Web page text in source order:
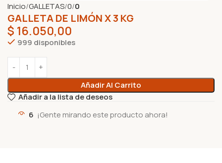
Inicio GALLETAS 0 0
GALLETA DE LIMÓN X 3 KG
$ 16.050,00
999 disponibles
Añadir Al Carrito
Añadir a la lista de deseos
6 ¡Gente mirando este producto ahora!